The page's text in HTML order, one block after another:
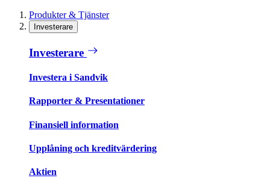
Produkter & Tjänster
Investerare
Investerare
Investera i Sandvik
Rapporter & Presentationer
Finansiell information
Upplåning och kreditvärdering
Aktien